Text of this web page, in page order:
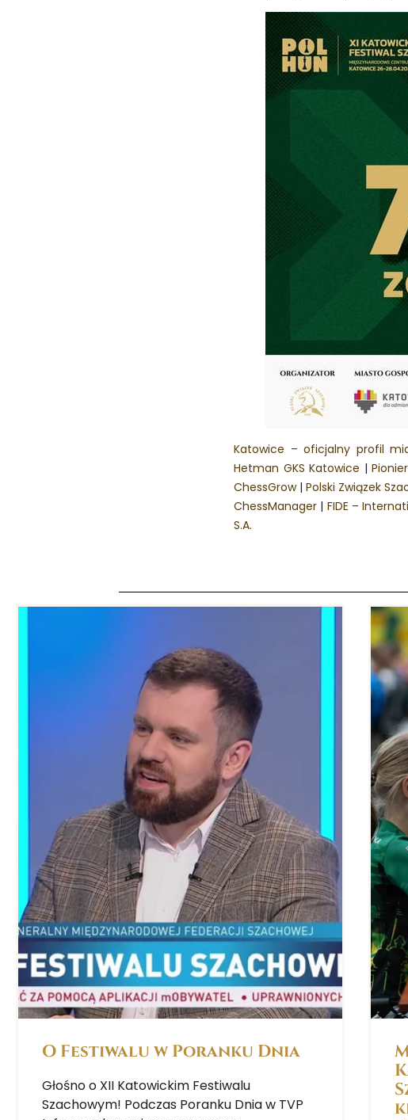
Katowice – oficjalny profil
Hetman GKS Katowice |
ChessGrow| Polski Związek
ChessManager | FIDE –
S.A.
O Festiwalu w Poranku Dnia
Głośno o XII Katowickim Festiwalu
Szachowym! Podczas Poranku Dnia w TVP